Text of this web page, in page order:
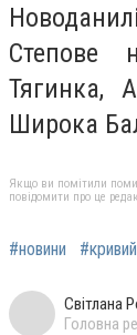
Степове
Тягинка,
Широка
Якщо ви помітили
повідомити про це
#новини
Світлана
Головна